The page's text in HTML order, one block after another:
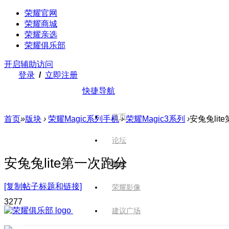
荣耀官网
荣耀商城
荣耀亲选
荣耀俱乐部
开启辅助访问
登录 / 立即注册
快捷导航
首页
论坛
版块
荣耀影像
建议广场
首页»版块 › 荣耀Magic系列手机 › 荣耀Magic3系列 ›安兔兔lite
安兔兔lite第一次跑分
[复制帖子标题和链接]
3277